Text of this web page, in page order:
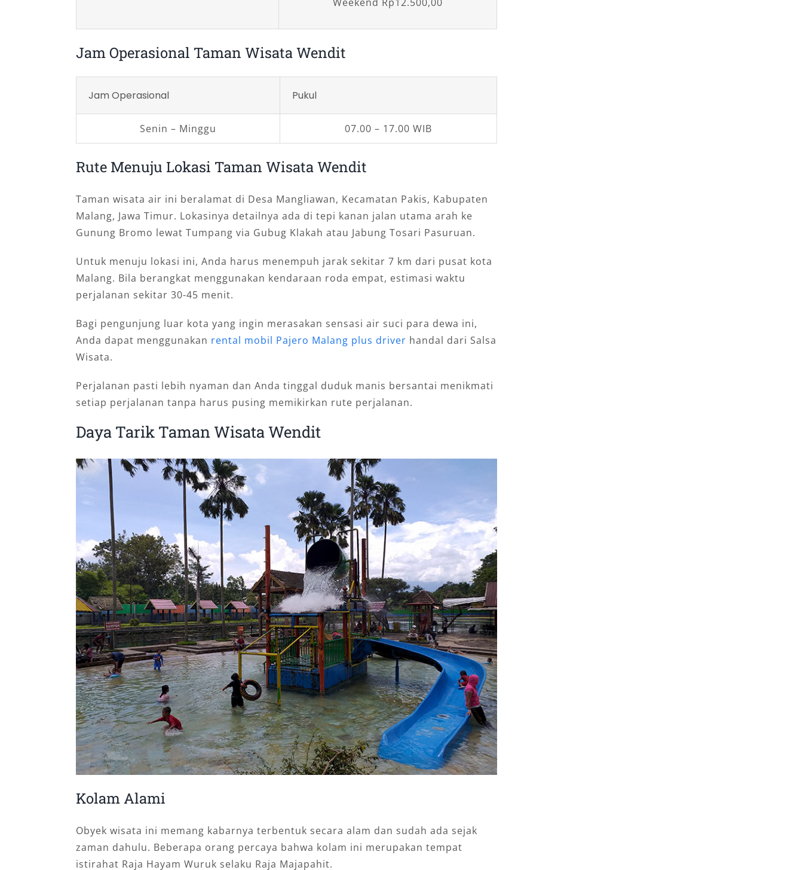
Jam Operasional Taman Wisata Wendit
Jam Operasional Pukul
Senin – Minggu 07.00 – 17.00 WIB
Rute Menuju Lokasi Taman Wisata Wendit
Taman wisata air ini beralamat di Desa Mangliawan, Kecamatan Pakis, Kabupaten
Malang, Jawa Timur. Lokasinya detailnya ada di tepi kanan jalan utama arah ke
Gunung Bromo lewat Tumpang via Gubug Klakah atau Jabung Tosari Pasuruan.
Untuk menuju lokasi ini, Anda harus menempuh jarak sekitar 7 km dari pusat kota
Malang. Bila berangkat menggunakan kendaraan roda empat, estimasi waktu
perjalanan sekitar 30-45 menit.
Bagi pengunjung luar kota yang ingin merasakan sensasi air suci para dewa ini,
Anda dapat menggunakan rental mobil Pajero Malang plus driver handal dari Salsa
Wisata.
Perjalanan pasti lebih nyaman dan Anda tinggal duduk manis bersantai menikmati
setiap perjalanan tanpa harus pusing memikirkan rute perjalanan.
Daya Tarik Taman Wisata Wendit
Kolam Alami
Obyek wisata ini memang kabarnya terbentuk secara alam dan sudah ada sejak
zaman dahulu. Beberapa orang percaya bahwa kolam ini merupakan tempat
istirahat Raja Hayam Wuruk selaku Raja Majapahit.